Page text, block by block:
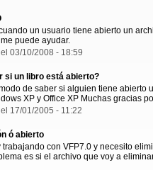
un usuario tiene abierto un
puede ayudar.
03/10/2008 - 18:59
si un libro está abierto?
de saber si alguien tiene abierto
XP y Office XP Muchas gracias
17/01/2005 - 11:22
ó abierto
con VFP7.0 y necesito
es si el archivo que voy a